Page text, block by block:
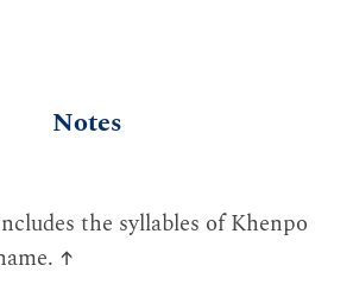
Notes
the syllables of Khenpo
↑